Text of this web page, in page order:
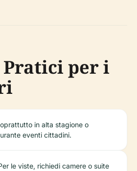
Pratici per i
in alta stagione o
eventi cittadini.
le viste, richiedi camere o suite